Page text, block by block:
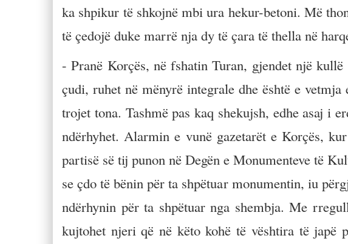
ka shpikur të shkojnë mbi ura hekur-betoni. Më
të çedojë duke marrë nja dy të çara të thella në
- Pranë Korçës, në fshatin Turan, gjendet një
çudi, ruhet në mënyrë integrale dhe është e
trojet tona. Tashmë pas kaq shekujsh, edhe asaj i
ndërhyhet. Alarmin e vunë gazetarët e Korçës,
partisë së tij punon në Degën e Monumenteve të
se çdo të bënin për ta shpëtuar monumentin, iu
ndërhynin për ta shpëtuar nga shembja. Me
kujtohet njeri që në këto kohë të vështira të japë